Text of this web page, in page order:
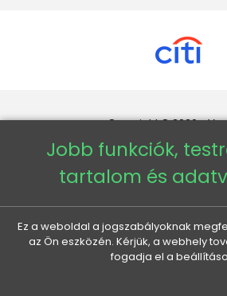
Copyright © 2026 -
Veneti HU
Veneti CZ
Veneti DE
Jobb funkciók,
tartalom és
Ez a weboldal a jogszabályoknak
az Ön eszközén. Kérjük, a webhely
fogadja el a